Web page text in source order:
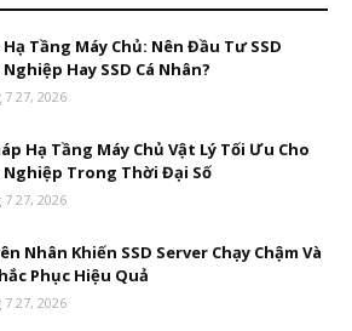
Tầng Máy Chủ: Nên Đầu Tư SSD
Hay SSD Cá Nhân?
27, 2026
Hạ Tầng Máy Chủ Vật Lý Tối Ưu Cho
Nghiệp Trong Thời Đại Số
27, 2026
Nhân Khiến SSD Server Chạy Chậm Và
Phục Hiệu Quả
27, 2026